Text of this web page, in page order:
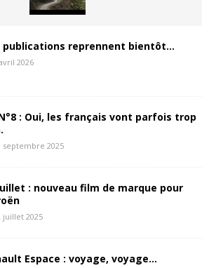
publications reprennent bientôt…
2026
: Oui, les français vont parfois trop
septembre 2025
: nouveau film de marque pour
juillet 2025
Espace : voyage, voyage…